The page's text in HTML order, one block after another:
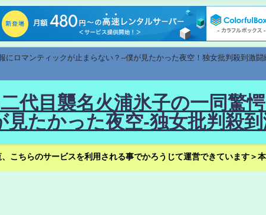
ロマンティックが止まらない？--僕が見たかった夜空！独女批判殺到激
代目襲名火浦氷子の一同驚
見たかった夜空-独女批判殺
こちらのサービスを利用される事でかろうじて運営できています＞